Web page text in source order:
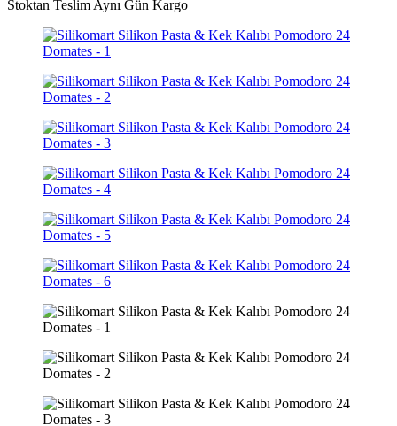
Stoktan Teslim Aynı Gün Kargo